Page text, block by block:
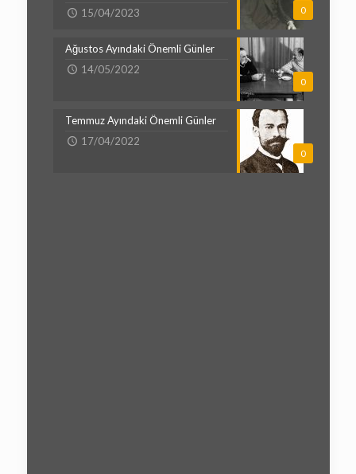
0
15/04/2023
0
Ağustos Ayındaki Önemli Günler
14/05/2022
0
Temmuz Ayındaki Önemli Günler
17/04/2022